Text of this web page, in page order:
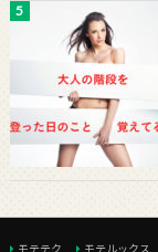
モテテク モテルックス